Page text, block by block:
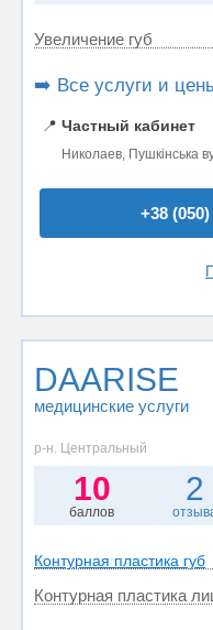
Увеличение губ
➡️ Все услуги и
📍 Частный кабинет
Николаев, Пушкінська
+38 (050)
DAARISE
медицинские услуги
р-н. Центральный
10
баллов
2
Контурная пластика губ
Контурная пластика